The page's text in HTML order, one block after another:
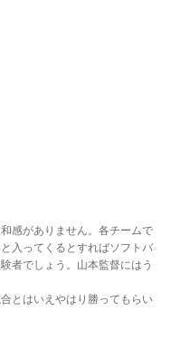
感がありません。各チームで
入ってくるとすればソフトバ
者でしょう。山本監督にはう
とはいえやはり勝ってもらい